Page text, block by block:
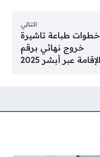
التالي
خطوات طباعة تاشيرة
خروج نهائي برقم
الإقامة عبر أبشر 2025